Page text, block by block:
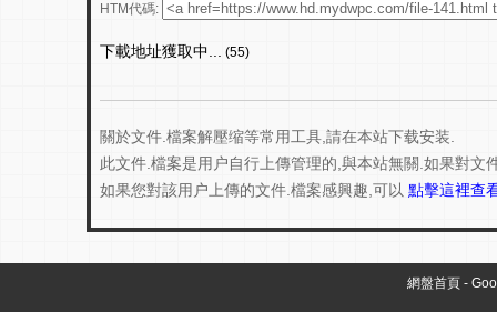
HTM代碼:
下載地址獲取中...(55)
關於文件.檔案解壓缩等常用工具,請在本站下载安装.
此文件.檔案是用户自行上傳管理的,與本站無關.如果對文
如果您對該用户上傳的文件.檔案感興趣,可以 點擊這裡查
網盤首頁 -